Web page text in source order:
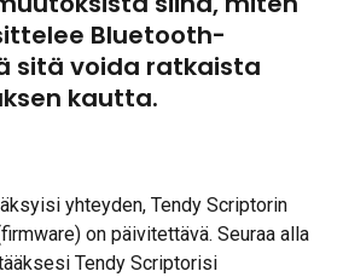
Bluetooth-
sitä voida ratkaista
kautta.
yhteyden, Tendy Scriptorin
on päivitettävä. Seuraa alla
Tendy Scriptorisi